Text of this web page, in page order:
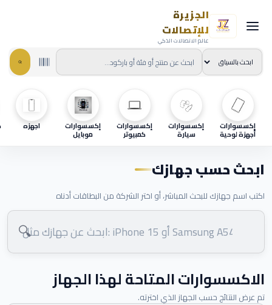
الجزيرة
للإتصالات
عالم الاتصالات الذكي
إكسسوارات
أجهزة لوحية
إكسسوارات
سيارة
إكسسوارات
كمبيوتر
إكسسوارات
موبايل
اجهزه
ابحث حسب جهازك
اكتب اسم جهازك للبحث المباشر، أو اختر الشركة من البطاقات أدناه
🔍
الاكسسوارات المتاحة لهذا الجهاز
تم عرض النتائج حسب الجهاز الذي اخترته.